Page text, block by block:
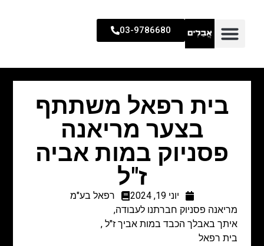
03-9786680
בית רפאל משתתף
בצער מריאנה
פסניוק במות אביה
ז"ל
יוני 19, 2024
רפאל בע"מ
מריאנה פסניוק חברתנו לעבודה,
איתך באבלך הכבד במות אביך ז"ל ,
בית רפאל